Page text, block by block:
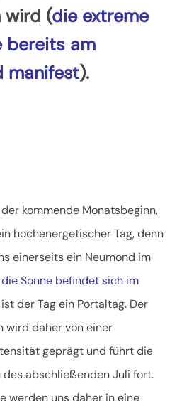
wird (die extreme
bereits am
manifest).
kommende Monatsbeginn,
hochenergetischer Tag, denn
einerseits ein Neumond im
Sonne befindet sich im
der Tag ein Portaltag. Der
wird daher von einer
geprägt und führt die
abschließenden Juli fort.
werden uns daher in eine